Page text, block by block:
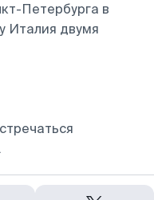
Петербурга в
Италия двумя